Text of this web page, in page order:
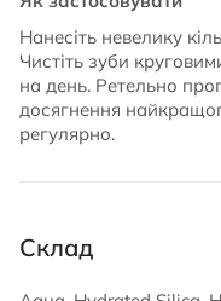
Нанесіть невелику
Чистіть зуби
на день. Ретельно
досягнення
регулярно.
Склад